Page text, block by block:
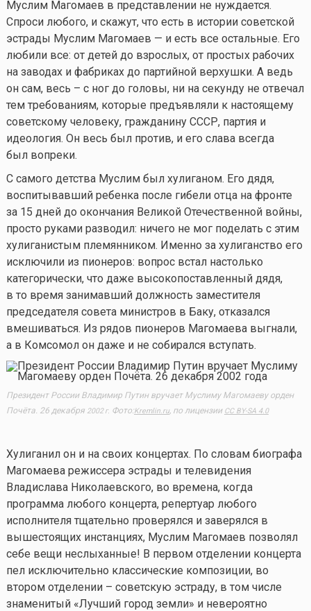
Муслим Магомаев в представлении не нуждается.
Спроси любого, и скажут, что есть в истории советской
эстрады Муслим Магомаев — и есть все остальные. Его
любили все: от детей до взрослых, от простых рабочих
на заводах и фабриках до партийной верхушки. А ведь
он сам, весь – с ног до головы, ни на секунду не отвечал
тем требованиям, которые предъявляли к настоящему
советскому человеку, гражданину СССР, партия и
идеология. Он весь был против, и его слава всегда
был вопреки.
С самого детства Муслим был хулиганом. Его дядя,
воспитывавший ребенка после гибели отца на фронте
за 15 дней до окончания Великой Отечественной войны,
просто руками разводил: ничего не мог поделать с этим
хулиганистым племянником. Именно за хулиганство его
исключили из пионеров: вопрос встал настолько
категорически, что даже высокопоставленный дядя,
в то время занимавший должность заместителя
председателя совета министров в Баку, отказался
вмешиваться. Из рядов пионеров Магомаева выгнали,
а в Комсомол он даже и не собирался вступать.
Президент России Владимир Путин вручает Муслиму Магомаеву орден
Почёта. 26 декабря 2002 г. Фото:Kremlin.ru​, по лицензии CC BY-SA 4.0
Хулиганил он и на своих концертах. По словам биографа
Магомаева режиссера эстрады и телевидения
Владислава Николаевского, во времена, когда
программа любого концерта, репертуар любого
исполнителя тщательно проверялся и заверялся в
вышестоящих инстанциях, Муслим Магомаев позволял
себе вещи неслыханные! В первом отделении концерта
пел исключительно классические композиции, во
втором отделении – советскую эстраду, в том числе
знаменитый «Лучший город земли» и невероятно